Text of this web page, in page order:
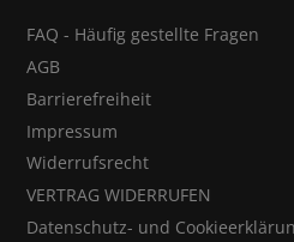
FAQ - Häufig gestellte Fragen
AGB
Barrierefreiheit
Impressum
Widerrufsrecht
VERTRAG WIDERRUFEN
Datenschutz- und